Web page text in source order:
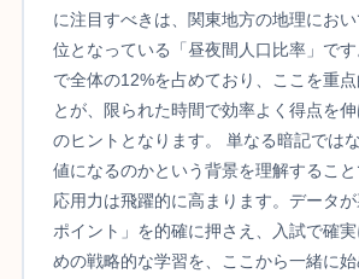
に注目すべきは、関東地方の地理にお
位となっている「昼夜間人口比率」で
で全体の12%を占めており、ここを重
とが、限られた時間で効率よく得点を
のヒントとなります。 単なる暗記では
値になるのかという背景を理解するこ
応用力は飛躍的に高まります。データ
ポイント」を的確に押さえ、入試で確
めの戦略的な学習を、ここから一緒に始